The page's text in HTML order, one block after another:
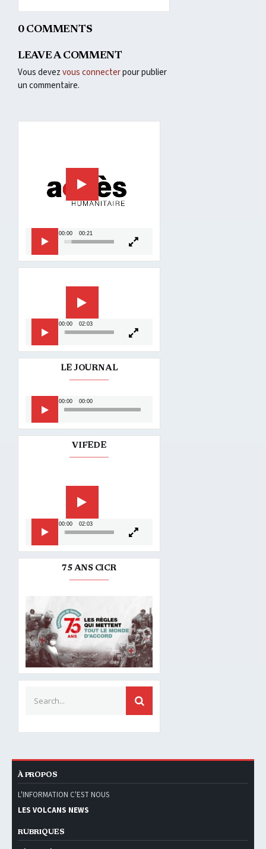
0 COMMENTS
LEAVE A COMMENT
Vous devezvous connecterpour publier
un commentaire.
00:00 00:21
00:00 02:03
LE JOURNAL
audio
00:00 00:00
VIFEDE
00:00 02:03
75 ANS CICR
À PROPOS
L'INFORMATION C'EST NOUS
LES VOLCANS NEWS
RUBRIQUES